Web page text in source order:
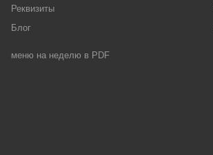
Реквизиты
Блог
меню на неделю в PDF